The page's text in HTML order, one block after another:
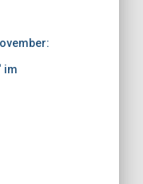
im